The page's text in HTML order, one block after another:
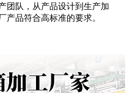
团队，从产品设计到生产加
产品符合高标准的要求。